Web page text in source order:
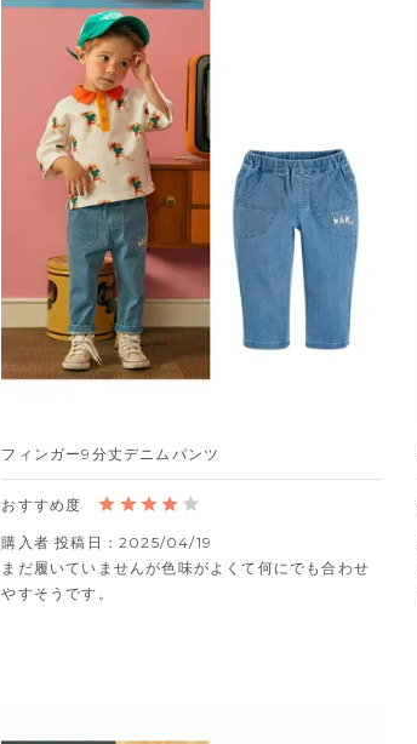
フィンガー9分丈デニムパンツ
購入者 投稿日
2025/04/19
まだ履いていませんが色味がよくて何にでも合わせ
やすそうです。